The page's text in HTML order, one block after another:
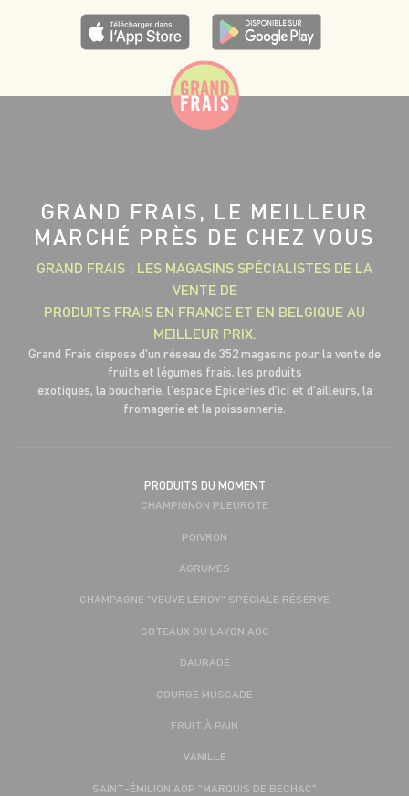
GRAND FRAIS, LE MEILLEUR
MARCHÉ PRÈS DE CHEZ VOUS
GRAND FRAIS : LES MAGASINS SPÉCIALISTES DE LA
VENTE DE
PRODUITS FRAIS EN FRANCE ET EN BELGIQUE AU
MEILLEUR PRIX.
Grand Frais dispose d'un réseau de 352 magasins pour la vente de
fruits et légumes frais, les produits
exotiques, la boucherie, l'espace Epiceries d'ici et d'ailleurs, la
fromagerie et la poissonnerie.
PRODUITS DU MOMENT
CHAMPIGNON PLEUROTE
POIVRON
AGRUMES
CHAMPAGNE "VEUVE LEROY" SPÉCIALE RÉSERVE
COTEAUX DU LAYON AOC
DAURADE
COURGE MUSCADE
FRUIT À PAIN
VANILLE
SAINT-ÉMILION AOP "MARQUIS DE BECHAC"